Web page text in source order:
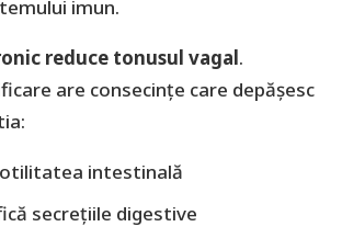
imun.
reduce tonusul vagal.
are consecințe care depășesc
intestinală
secrețiile digestive